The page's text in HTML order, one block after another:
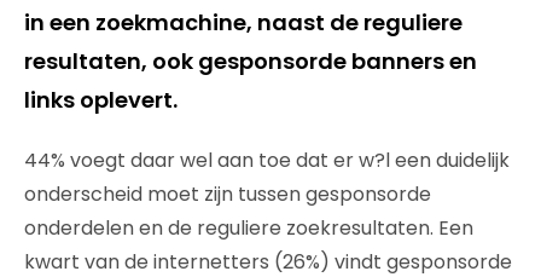
in een zoekmachine, naast de reguliere
resultaten, ook gesponsorde banners en
links oplevert.
44% voegt daar wel aan toe dat er w?l een duidelijk
onderscheid moet zijn tussen gesponsorde
onderdelen en de reguliere zoekresultaten. Een
kwart van de internetters (26%) vindt gesponsorde